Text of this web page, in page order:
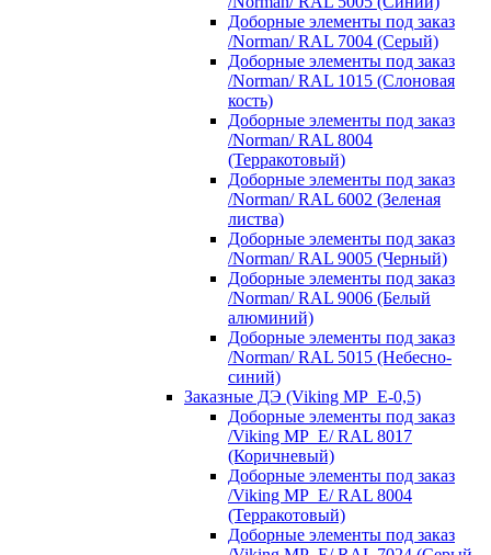
Доборные элементы под заказ
/Norman/ RAL 7004 (Серый)
Доборные элементы под заказ
/Norman/ RAL 1015 (Слоновая
кость)
Доборные элементы под заказ
/Norman/ RAL 8004
(Терракотовый)
Доборные элементы под заказ
/Norman/ RAL 6002 (Зеленая
листва)
Доборные элементы под заказ
/Norman/ RAL 9005 (Черный)
Доборные элементы под заказ
/Norman/ RAL 9006 (Белый
алюминий)
Доборные элементы под заказ
/Norman/ RAL 5015 (Небесно-
синий)
Заказные ДЭ (Viking MP_E-0,5)
Доборные элементы под заказ
/Viking MP_E/ RAL 8017
(Коричневый)
Доборные элементы под заказ
/Viking MP_E/ RAL 8004
(Терракотовый)
Доборные элементы под заказ